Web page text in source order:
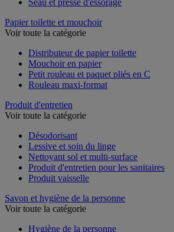
Papier toilette et mouchoir
Distributeur de papier toilette
Mouchoir en papier
Petit rouleau et paquet pliés en C
Produit d'entretien
Désodorisant
Lessive et soin du linge
Nettoyant sol et multi-surface
Produit d'entretien pour les sanitaires
Savon et hygiène de la personne